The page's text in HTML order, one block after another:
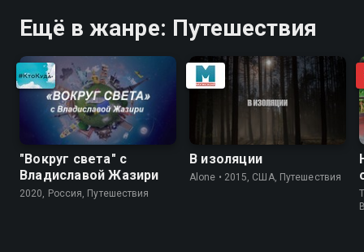
Ещё в жанре: Путешествия
"Вокруг света" с
Владиславой Жазири
2020, Россия, Путешествия
В изоляции
Alone • 2015, США, Путешествия